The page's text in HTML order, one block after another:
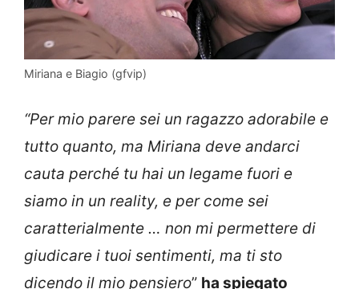
Miriana e Biagio (gfvip)
“Per mio parere sei un ragazzo adorabile e
tutto quanto, ma Miriana deve andarci
cauta perché tu hai un legame fuori e
siamo in un reality, e per come sei
caratterialmente … non mi permettere di
giudicare i tuoi sentimenti, ma ti sto
dicendo il mio pensiero” ha spiegato